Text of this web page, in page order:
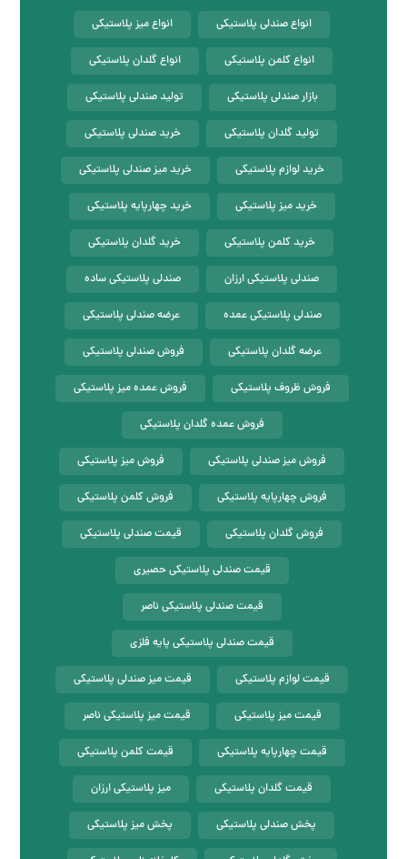
انواع صندلی پلاستیکی انواع میز پلاستیکی
انواع کلمن پلاستیکی انواع گلدان پلاستیکی
بازار صندلی پلاستیکی تولید صندلی پلاستیکی
تولید گلدان پلاستیکی خرید صندلی پلاستیکی
خرید لوازم پلاستیکی خرید میز صندلی پلاستیکی
خرید میز پلاستیکی خرید چهارپایه پلاستیکی
خرید کلمن پلاستیکی خرید گلدان پلاستیکی
صندلی پلاستیکی ارزان صندلی پلاستیکی ساده
صندلی پلاستیکی عمده عرضه صندلی پلاستیکی
عرضه گلدان پلاستیکی فروش صندلی پلاستیکی
فروش ظروف پلاستیکی فروش عمده میز پلاستیکی
فروش عمده گلدان پلاستیکی
فروش میز صندلی پلاستیکی فروش میز پلاستیکی
فروش چهارپایه پلاستیکی فروش کلمن پلاستیکی
فروش گلدان پلاستیکی قیمت صندلی پلاستیکی
قیمت صندلی پلاستیکی حصیری
قیمت صندلی پلاستیکی ناصر
قیمت صندلی پلاستیکی پایه فلزی
قیمت لوازم پلاستیکی قیمت میز صندلی پلاستیکی
قیمت میز پلاستیکی قیمت میز پلاستیکی ناصر
قیمت چهارپایه پلاستیکی قیمت کلمن پلاستیکی
قیمت گلدان پلاستیکی میز پلاستیکی ارزان
پخش صندلی پلاستیکی پخش میز پلاستیکی